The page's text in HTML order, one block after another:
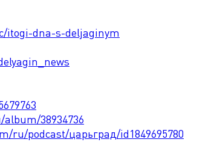
itogi-dna-s-deljaginym
38934736
ru/podcast/царьград/id1849695780